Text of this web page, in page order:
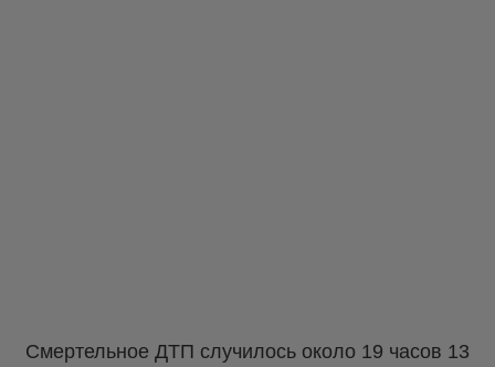
Смертельное ДТП случилось около 19 часов 13